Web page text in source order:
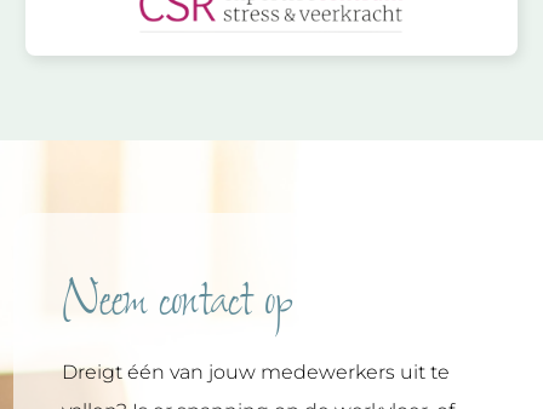
Neem contact op
Dreigt één van jouw medewerkers uit te